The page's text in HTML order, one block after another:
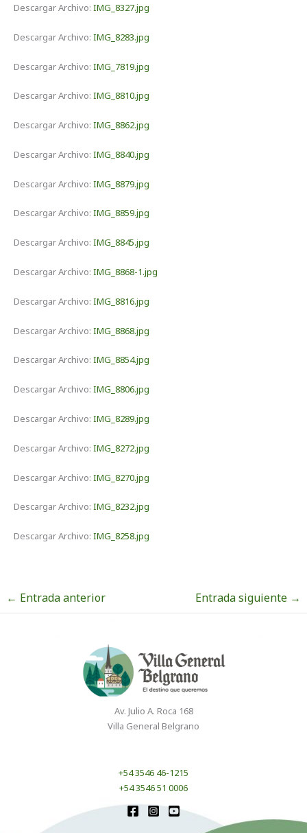
Descargar Archivo:IMG_8327.jpg
Descargar Archivo:IMG_8283.jpg
Descargar Archivo:IMG_7819.jpg
Descargar Archivo:IMG_8810.jpg
Descargar Archivo:IMG_8862.jpg
Descargar Archivo:IMG_8840.jpg
Descargar Archivo:IMG_8879.jpg
Descargar Archivo:IMG_8859.jpg
Descargar Archivo:IMG_8845.jpg
Descargar Archivo:IMG_8868-1.jpg
Descargar Archivo:IMG_8816.jpg
Descargar Archivo:IMG_8868.jpg
Descargar Archivo:IMG_8854.jpg
Descargar Archivo:IMG_8806.jpg
Descargar Archivo:IMG_8289.jpg
Descargar Archivo:IMG_8272.jpg
Descargar Archivo:IMG_8270.jpg
Descargar Archivo:IMG_8232.jpg
Descargar Archivo:IMG_8258.jpg
← Entrada anterior Entrada siguiente →
Av. Julio A. Roca 168
Villa General Belgrano
+54 3546 46-1215
+54 3546 51 0006